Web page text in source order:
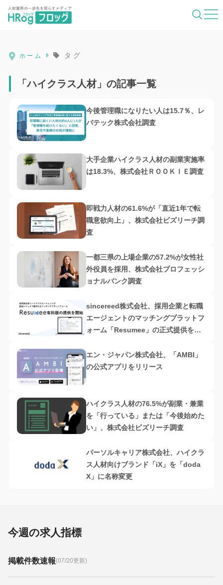
HRog | 人材業界の一歩先を照らすメディ
ホーム タグ
「ハイクラス人材」の記事一覧
今後管理職になりたい人は15.7％、レ
バテック株式会社調査
大手企業ハイクラス人材の副業実施率
は18.3%、株式会社ＲＯＯＫＩＥ調査
即戦力人材の61.6%が「直近1年で転
職意欲向上」、株式会社ビズリーチ調
査
一都三県の上場企業の57.2%が女性社
外役員を採用、株式会社プロフェッシ
ョナルバンク調査
sincereed株式会社、採用企業と転職
エージェントのマッチングプラットフ
ォーム「Resumee」の正式提供を開
エン・ジャパン株式会社、「AMBI」
の公式アプリをリリース
ハイクラス人材の76.5%が副業・兼業
を「行っている」または「今後始めた
い」、株式会社ビズリーチ調査
パーソルキャリア株式会社、ハイクラ
ス人材向けブランド「iX」を「doda
X」に名称変更
今週の求人指標
掲載件数速報(07/20更新)